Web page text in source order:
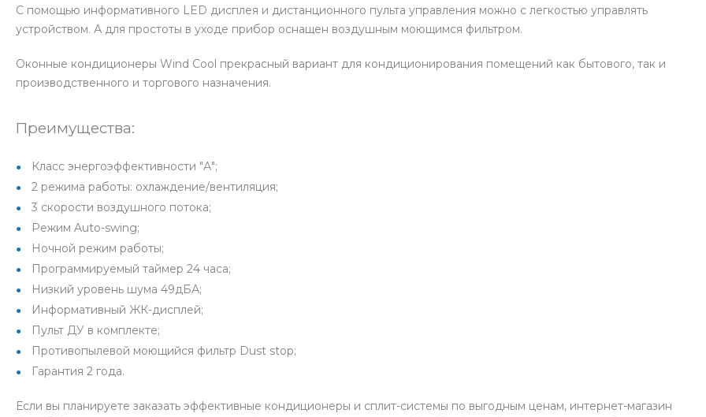
С помощью информативного LED дисплея и дистанционного пульта управления можно с легкостью управлять
устройством. А для простоты в уходе прибор оснащен воздушным моющимся фильтром.
Оконные кондиционеры Wind Cool прекрасный вариант для кондиционирования помещений как бытового, так и
производственного и торгового назначения.
Преимущества:
Класс энергоэффективности "А";
2 режима работы: охлаждение/вентиляция;
3 скорости воздушного потока;
Режим Auto-swing;
Ночной режим работы;
Программируемый таймер 24 часа;
Низкий уровень шума 49дБА;
Информативный ЖК-дисплей;
Пульт ДУ в комплекте;
Противопылевой моющийся фильтр Dust stop;
Гарантия 2 года.
Если вы планируете заказать эффективные кондиционеры и сплит-системы по выгодным ценам, интернет-магазин